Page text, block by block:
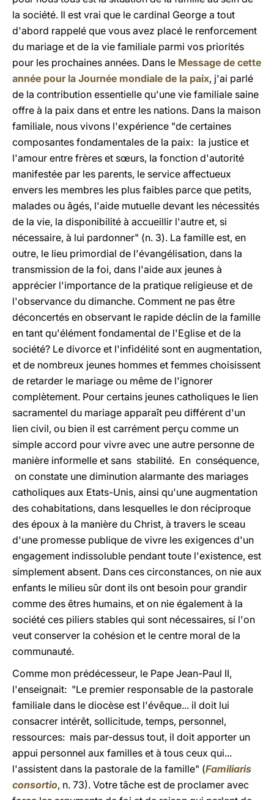
la société. Il est vrai que le cardinal George a tout
d'abord rappelé que vous avez placé le renforcement
du mariage et de la vie familiale parmi vos priorités
pour les prochaines années. Dans le Message de cette
année pour la Journée mondiale de la paix, j'ai parlé
de la contribution essentielle qu'une vie familiale saine
offre à la paix dans et entre les nations. Dans la maison
familiale, nous vivons l'expérience "de certaines
composantes fondamentales de la paix: la justice et
l'amour entre frères et sœurs, la fonction d'autorité
manifestée par les parents, le service affectueux
envers les membres les plus faibles parce que petits,
malades ou âgés, l'aide mutuelle devant les nécessités
de la vie, la disponibilité à accueillir l'autre et, si
nécessaire, à lui pardonner" (n. 3). La famille est, en
outre, le lieu primordial de l'évangélisation, dans la
transmission de la foi, dans l'aide aux jeunes à
apprécier l'importance de la pratique religieuse et de
l'observance du dimanche. Comment ne pas être
déconcertés en observant le rapide déclin de la famille
en tant qu'élément fondamental de l'Eglise et de la
société? Le divorce et l'infidélité sont en augmentation,
et de nombreux jeunes hommes et femmes choisissent
de retarder le mariage ou même de l'ignorer
complètement. Pour certains jeunes catholiques le lien
sacramentel du mariage apparaît peu différent d'un
lien civil, ou bien il est carrément perçu comme un
simple accord pour vivre avec une autre personne de
manière informelle et sans stabilité. En conséquence,
on constate une diminution alarmante des mariages
catholiques aux Etats-Unis, ainsi qu'une augmentation
des cohabitations, dans lesquelles le don réciproque
des époux à la manière du Christ, à travers le sceau
d'une promesse publique de vivre les exigences d'un
engagement indissoluble pendant toute l'existence, est
simplement absent. Dans ces circonstances, on nie aux
enfants le milieu sûr dont ils ont besoin pour grandir
comme des êtres humains, et on nie également à la
société ces piliers stables qui sont nécessaires, si l'on
veut conserver la cohésion et le centre moral de la
communauté.
Comme mon prédécesseur, le Pape Jean-Paul II,
l'enseignait: "Le premier responsable de la pastorale
familiale dans le diocèse est l'évêque... il doit lui
consacrer intérêt, sollicitude, temps, personnel,
ressources: mais par-dessus tout, il doit apporter un
appui personnel aux familles et à tous ceux qui...
l'assistent dans la pastorale de la famille" (Familiaris
consortio, n. 73). Votre tâche est de proclamer avec